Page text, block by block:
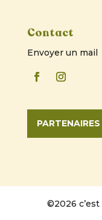
Contact
Envoyer un mail
PARTENAIRES
©2026